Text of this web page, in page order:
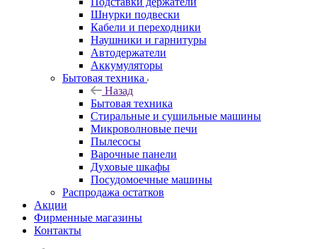
Шнурки подвески
Кабели и переходники
Наушники и гарнитуры
Автодержатели
Аккумуляторы
Бытовая техника
Назад
Бытовая техника
Стиральные и сушильные машины
Микроволновые печи
Пылесосы
Варочные панели
Духовые шкафы
Посудомоечные машины
Распродажа остатков
Акции
Фирменные магазины
Контакты